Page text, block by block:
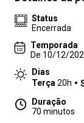
Status
Encerrada
Temporada
De 10/12/
Dias
Terça 20h
Duração
70 minutos